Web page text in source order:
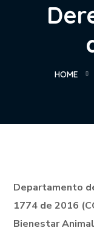
HOME
Departamento
1774 de 2016
Bienestar